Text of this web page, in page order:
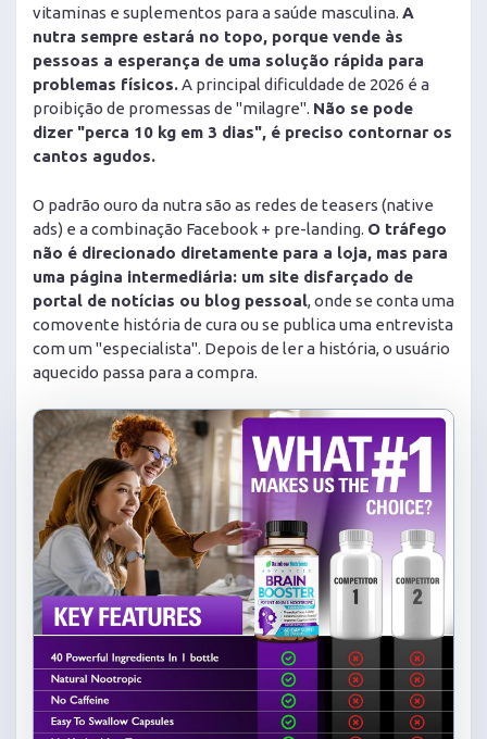
vitaminas e suplementos para a saúde masculina. A
nutra sempre estará no topo, porque vende às
pessoas a esperança de uma solução rápida para
problemas físicos.A principal dificuldade de 2026 é a
proibição de promessas de "milagre". Não se pode
dizer "perca 10 kg em 3 dias", é preciso contornar os
cantos agudos.
O padrão ouro da nutra são as redes de teasers (native
ads) e a combinação Facebook + pre-landing. O tráfego
não é direcionado diretamente para a loja, mas para
uma página intermediária: um site disfarçado de
portal de notícias ou blog pessoal, onde se conta uma
comovente história de cura ou se publica uma entrevista
com um "especialista". Depois de ler a história, o usuário
aquecido passa para a compra.